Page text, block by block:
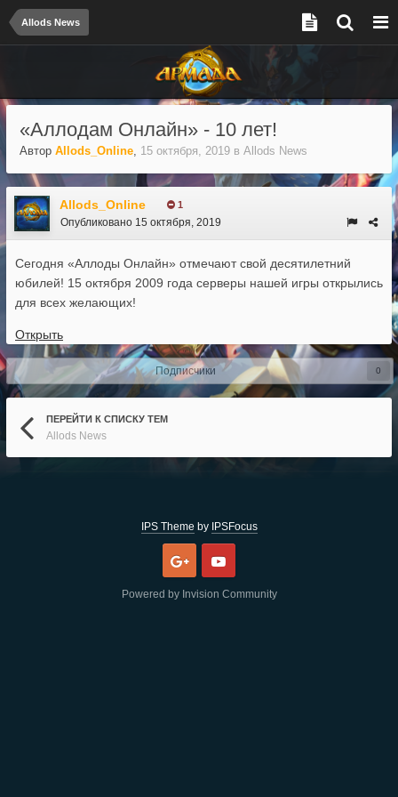
Allods News
«Аллодам Онлайн» - 10 лет!
Автор Allods_Online, 15 октября, 2019 в Allods News
Allods_Online 1
Опубликовано 15 октября, 2019
Сегодня «Аллоды Онлайн» отмечают свой десятилетний
юбилей! 15 октября 2009 года серверы нашей игры открылись
для всех желающих!
Открыть
Подписчики 0
ПЕРЕЙТИ К СПИСКУ ТЕМ
Allods News
IPS Theme by IPSFocus
Google
Powered by Invision Community